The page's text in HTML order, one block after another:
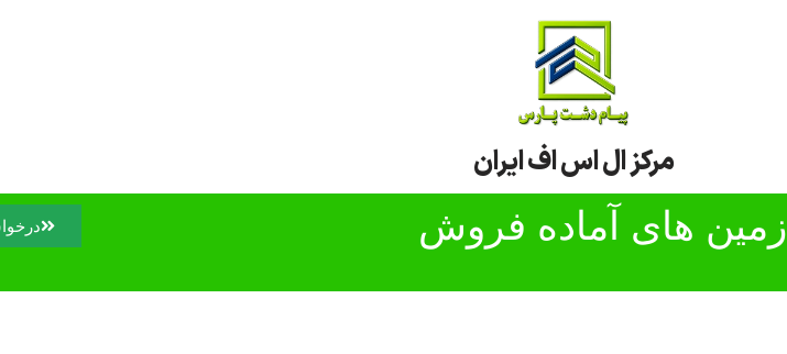
مرکز ال اس اف ایران
زمین های آماده فروش